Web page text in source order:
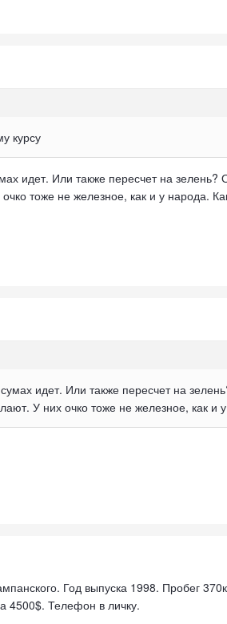
курсу
идет. Или также пересчет на
тоже не железное, как и у народа.
идет. Или также пересчет на
У них очко тоже не железное, как и
Год выпуска 1998. Пробег
4500$. Телефон в личку.